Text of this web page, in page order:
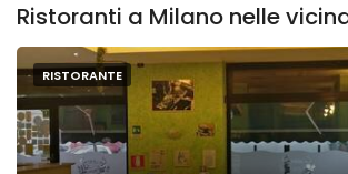
Ristoranti a Milano nelle
RISTORANTE